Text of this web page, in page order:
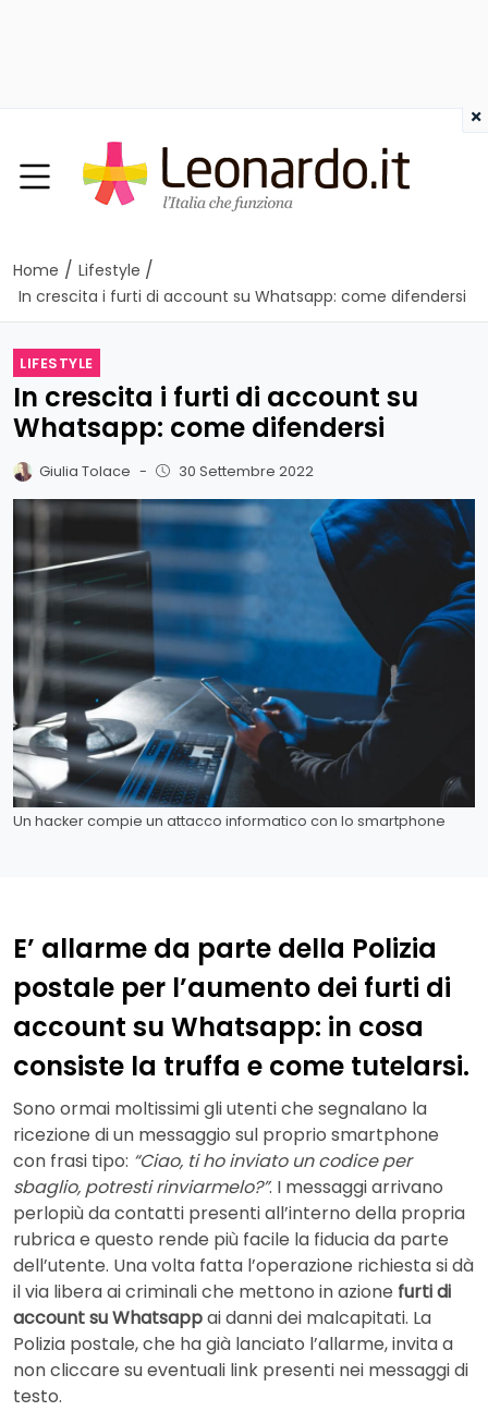
Home / Lifestyle /
In crescita i furti di account su Whatsapp: come difendersi
LIFESTYLE
In crescita i furti di account su
Whatsapp: come difendersi
Giulia Tolace - 30 Settembre 2022
Un hacker compie un attacco informatico con lo smartphone
E’ allarme da parte della Polizia
postale per l’aumento dei furti di
account su Whatsapp: in cosa
consiste la truffa e come tutelarsi.
Sono ormai moltissimi gli utenti che segnalano la
ricezione di un messaggio sul proprio smartphone
con frasi tipo: “Ciao, ti ho inviato un codice per
sbaglio, potresti rinviarmelo?”. I messaggi arrivano
perlopiù da contatti presenti all’interno della propria
rubrica e questo rende più facile la fiducia da parte
dell’utente. Una volta fatta l’operazione richiesta si dà
il via libera ai criminali che mettono in azione furti di
account su Whatsappai danni dei malcapitati. La
Polizia postale, che ha già lanciato l’allarme, invita a
non cliccare su eventuali link presenti nei messaggi di
testo.
×